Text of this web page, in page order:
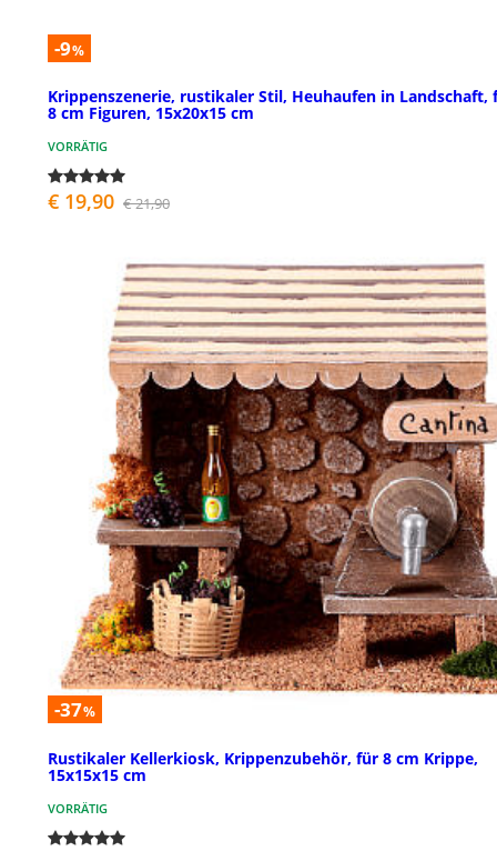
-9%
Krippenszenerie, rustikaler Stil, Heuhaufen in Landschaft,
8 cm Figuren, 15x20x15 cm
VORRÄTIG
€ 19,90 € 21,90
-37%
Rustikaler Kellerkiosk, Krippenzubehör, für 8 cm Krippe,
15x15x15 cm
VORRÄTIG